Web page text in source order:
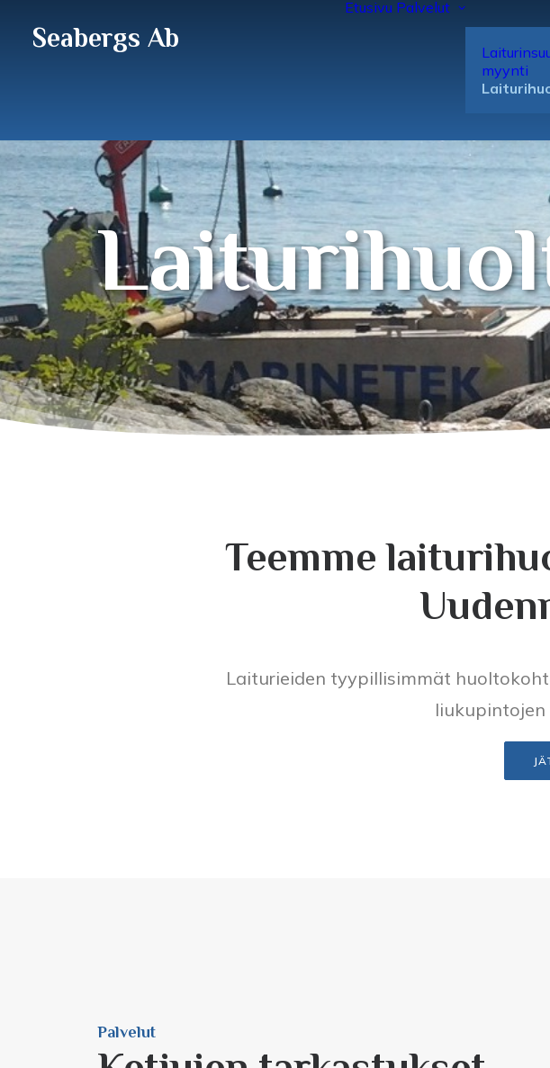
Seabergs Ab
Etusivu Palvelut
myynti
Teemme
Laiturieiden tyypillisimmät
liukupintojen
Palvelut